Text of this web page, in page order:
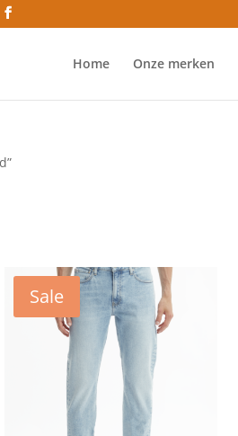
Home Onze merken
Sale